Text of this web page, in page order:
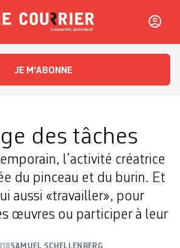
L'essentiel, autrement
JE M'ABONNE
des tâches
l’activité créatrice
du pinceau et du burin. Et
aussi «travailler», pour
œuvres ou participer à leur